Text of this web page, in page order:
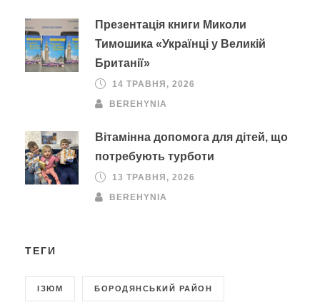
Презентація книги Миколи
Тимошика «Українці у Великій
Британії»
14 ТРАВНЯ, 2026
BEREHYNIA
Вітамінна допомога для дітей, що
потребують турботи
13 ТРАВНЯ, 2026
BEREHYNIA
ТЕГИ
ІЗЮМ БОРОДЯНСЬКИЙ РАЙОН